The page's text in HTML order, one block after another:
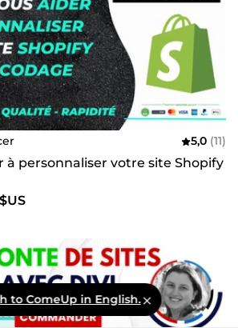
5,0 (11)
à personnaliser votre site Shopify
to ComeUp in English.